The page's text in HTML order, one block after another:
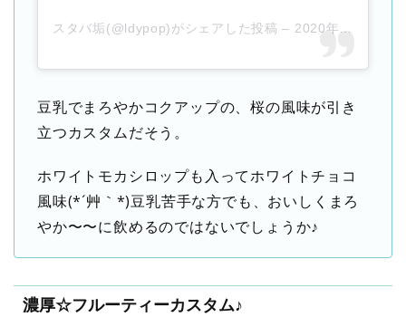
スタバ垢(@ldypop)がシェアした投稿 – 2020年 2月月16日午前1時14分PST
豆乳でまろやかコクアップの、桜の風味が引き
立つカスタムだそう。
ホワイトモカシロップも入ってホワイトチョコ
風味(*´艸｀*)豆乳苦手な方でも、おいしくまろ
やか〜〜に飲めるのではないでしょうか♪
濃厚☆フルーティーカスタム♪